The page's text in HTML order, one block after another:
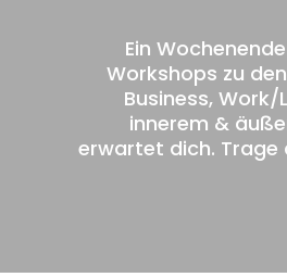
Ein
Workshops zu
Business, Work/
innerem &
erwartet dich. Trage